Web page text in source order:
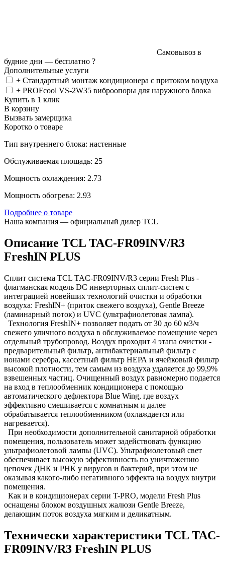
Самовывоз в
будние дни — бесплатно ?
Дополнительные услуги
+ Стандартный монтаж кондиционера с притоком воздуха
+ PROFcool VS-2W35 виброопоры для наружного блока
Купить в 1 клик
В корзину
Вызвать замерщика
Коротко о товаре
Тип внутреннего блока: настенные
Обслуживаемая площадь: 25
Мощность охлаждения: 2.73
Мощность обогрева: 2.93
Подробнее о товаре
Наша компания — официальный дилер TCL
Описание TCL TAC-FR09INV/R3
FreshIN PLUS
Сплит система TCL TAC-FR09INV/R3 серии Fresh Plus -
флагманская модель DC инверторных сплит-систем с
интеграцией новейших технологий очистки и обработки
воздуха: FreshIN+ (приток свежего воздуха), Gentle Breeze
(ламинарный поток) и UVC (ультрафиолетовая лампа).
Технология FreshIN+ позволяет подать от 30 до 60 м3/ч
свежего уличного воздуха в обслуживаемое помещение через
отдельный трубопровод. Воздух проходит 4 этапа очистки -
предварительный фильтр, антибактериальный фильтр с
ионами серебра, кассетный фильтр НЕРА и ячейковый фильтр
высокой плотности, тем самым из воздуха удаляется до 99,9%
взвешенных частиц. Очищенный воздух равномерно подается
на вход в теплообменник кондиционера с помощью
автоматического дефлектора Blue Wing, где воздух
эффективно смешивается с комнатным и далее
обрабатывается теплообменником (охлаждается или
нагревается).
При необходимости дополнительной санитарной обработки
помещения, пользователь может задействовать функцию
ультрафиолетовой лампы (UVC). Ультрафиолетовый свет
обеспечивает высокую эффективность по уничтожению
цепочек ДНК и РНК у вирусов и бактерий, при этом не
оказывая какого-либо негативного эффекта на воздух внутри
помещения.
Как и в кондиционерах серии T-PRO, модели Fresh Plus
оснащены блоком воздушных жалюзи Gentle Breeze,
делающим поток воздуха мягким и деликатным.
Технически характеристики TCL TAC-
FR09INV/R3 FreshIN PLUS